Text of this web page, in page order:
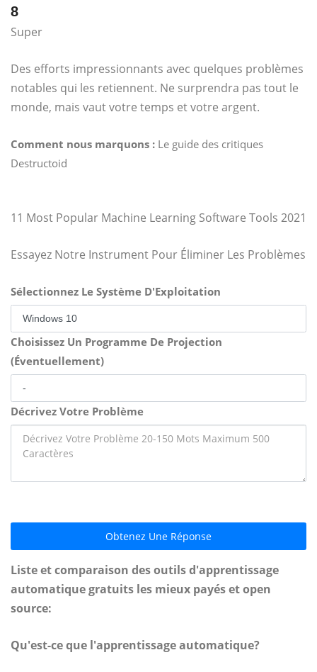
8
Super
Des efforts impressionnants avec quelques problèmes
notables qui les retiennent. Ne surprendra pas tout le
monde, mais vaut votre temps et votre argent.
Comment nous marquons : Le guide des critiques
Destructoid
11 Most Popular Machine Learning Software Tools 2021
Essayez Notre Instrument Pour Éliminer Les Problèmes
Sélectionnez Le Système D'Exploitation
Choisissez Un Programme De Projection
(Éventuellement)
Décrivez Votre Problème
Obtenez Une Réponse
Liste et comparaison des outils d'apprentissage
automatique gratuits les mieux payés et open
source:
Qu'est-ce que l'apprentissage automatique?